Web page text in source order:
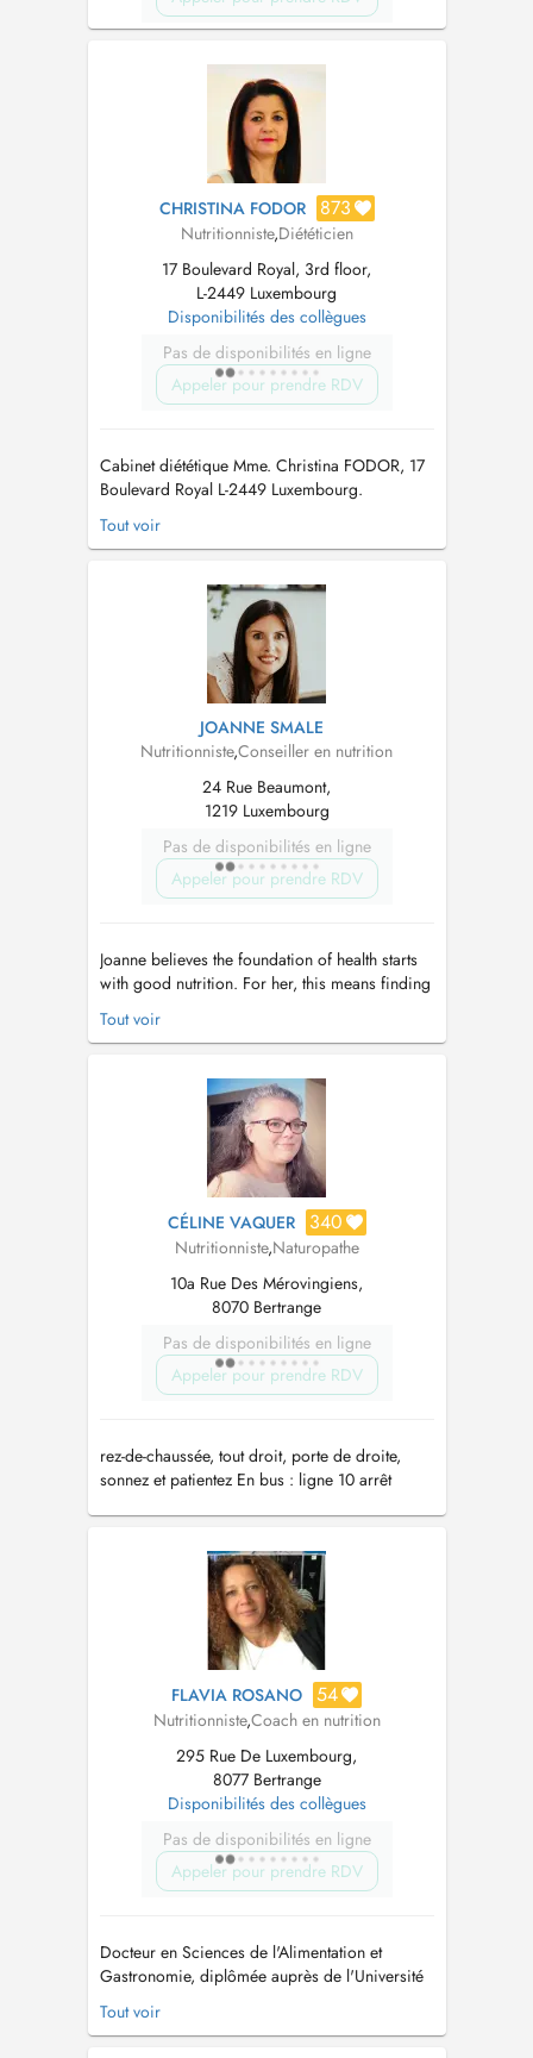
CHRISTINA FODOR 873
Nutritionniste,Diététicien
17 Boulevard Royal, 3rd floor,
L-2449 Luxembourg
Disponibilités des collègues
Pas de disponibilités en ligne
Appeler pour prendre RDV
Cabinet diététique Mme. Christina FODOR, 17
Boulevard Royal L-2449 Luxembourg.
Diplômée en Dététique et Nutrition à l'
Université Harokopio d' Athènes, affiliée à la
lobésité et le patient bariatrique, l hypertension
artérielles, les maladies cardiovasculaires...
Tout voir
JOANNE SMALE
Nutritionniste,Conseiller en nutrition
24 Rue Beaumont,
1219 Luxembourg
Pas de disponibilités en ligne
Appeler pour prendre RDV
Joanne believes the foundation of health starts
with good nutrition. For her, this means finding
a sustainable balance between enjoying life
and giving your body what it genuinely needs
Practitioner using a functional medicine
approach, her goal is t...
Tout voir
CÉLINE VAQUER 340
Nutritionniste,Naturopathe
10a Rue Des Mérovingiens,
8070 Bertrange
Pas de disponibilités en ligne
Appeler pour prendre RDV
rez-de-chaussée, tout droit, porte de droite,
sonnez et patientez En bus : ligne 10 arrêt
FLAVIA ROSANO 54
Nutritionniste,Coach en nutrition
295 Rue De Luxembourg,
8077 Bertrange
Disponibilités des collègues
Pas de disponibilités en ligne
Appeler pour prendre RDV
Docteur en Sciences de l'Alimentation et
Gastronomie, diplômée auprès de l'Université
San Raffaele Rome plus un master en Sciences
de la Nutrition Humaine Je mets mon expertise
Tout voir